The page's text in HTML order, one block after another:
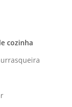
cozinha